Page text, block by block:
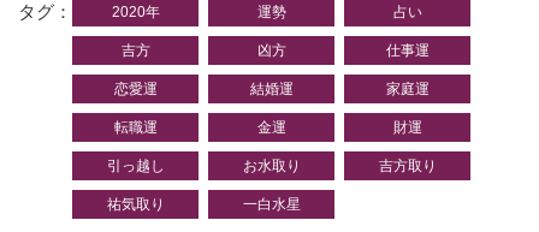
タグ 2020年 運勢 占い
吉方 凶方 仕事運
恋愛運 結婚運 家庭運
転職運 金運 財運
引っ越し お水取り 吉方取り
祐気取り 一白水星